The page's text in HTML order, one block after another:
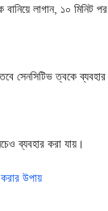
বানিয়ে লাগান, ১০ মিনিট
সেনসিটিভ ত্বকে
ব্যবহার করা যায়।
উপায়